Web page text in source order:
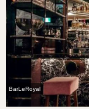
BarLeRoyal